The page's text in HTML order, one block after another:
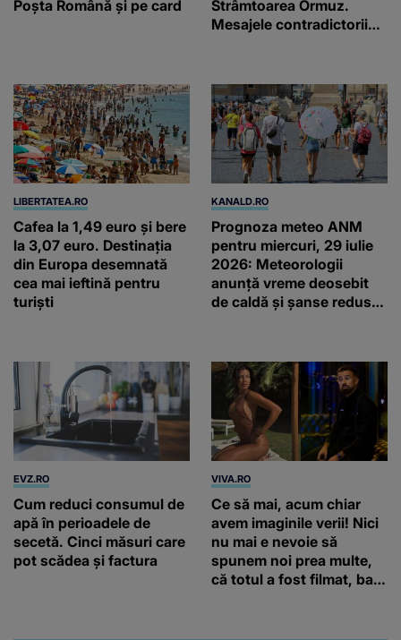
Poșta Română și pe card
Strâmtoarea Ormuz.
Mesajele contradictorii
LIBERTATEA.RO
Cafea la 1,49 euro și bere
la 3,07 euro. Destinația
din Europa desemnată
cea mai ieftină pentru
turiști
KANALD.RO
Prognoza meteo ANM
pentru miercuri, 29 iulie
2026: Meteorologii
anunță vreme deosebit
de caldă și șanse reduse
EVZ.RO
Cum reduci consumul de
apă în perioadele de
secetă. Cinci măsuri care
pot scădea și factura
VIVA.RO
Ce să mai, acum chiar
avem imaginile verii! Nici
nu mai e nevoie să
spunem noi prea multe,
că totul a fost filmat, ba
da, frumoasa iubită a lui